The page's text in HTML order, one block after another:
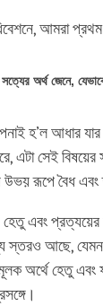
আমরা প্রথম
অর্থ জেনে,
হ’ল আধার
এটা সেই
উভয় রূপে বৈধ
এবং
আছে, যেমন
অর্থে হেতু